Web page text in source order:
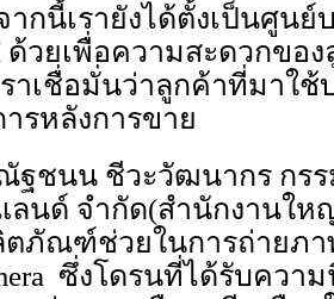
ายังได้ตั้งเป็นศูนย์บริ
ด้วยเพื่อความสะดวกขอ
าเชื่อมั่นว่าลูกค้าที่มาใช้
รหลังการขาย
ชีวะวัฒนากร กรรมก
ลนด์ จำกัด(สำนักงานให
ภัณฑ์ช่วยในการถ่ายภา
ซึ่งโดรนที่ได้รับควา